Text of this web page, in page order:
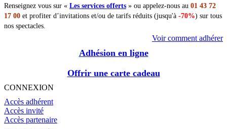
Renseignez vous sur « Les services offerts » ou appelez-nous au 01 43 72
17 00 et profiter d’invitations et/ou de tarifs réduits (jusqu'à -70%) sur tous
nos spectacles.
Voir comment adhérer
Adhésion en ligne
Offrir une carte cadeau
CONNEXION
Accès adhérent
Accès invité
Accès partenaire